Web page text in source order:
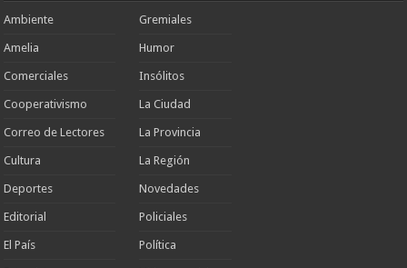
Ambiente
Amelia
Comerciales
Cooperativismo
Correo de Lectores
Cultura
Deportes
Editorial
El País
Gremiales
Humor
Insólitos
La Ciudad
La Provincia
La Región
Novedades
Policiales
Política